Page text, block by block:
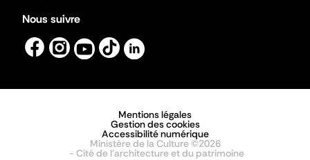
Nous suivre
Mentions légales
Gestion des cookies
Accessibilité numérique
Ministère de la Culture ©2026
- Cité de l'architecture et du patrimoine